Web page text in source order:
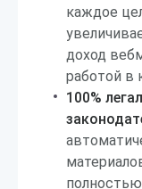
каждое
доход
работой в
100%